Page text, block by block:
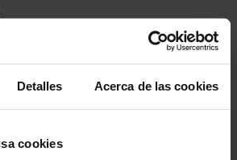
Detalles Acerca de las cookies
cookies
de
lo sitúa
más frecuente en hombres y el
población en la que se ha detectado